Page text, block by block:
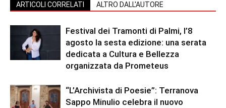
ARTICOLI CORRELATI ALTRO DALL'AUTORE
Festival dei Tramonti di Palmi, l’8
agosto la sesta edizione: una serata
dedicata a Cultura e Bellezza
organizzata da Prometeus
“L’Archivista di Poesie”: Terranova
Sappo Minulio celebra il nuovo